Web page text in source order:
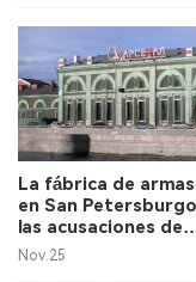
EXPOSICIÓN
ENTREVISTA
La fábrica de
en San
las acusaciones de
producción ilegal.
Nov.25